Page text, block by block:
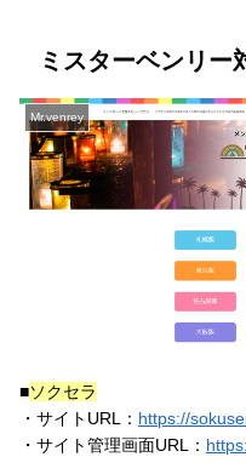
ミスターベンリ
Mr.venrey
■ソクセラ
・サイトURL： https://
・サイト管理画面URL：